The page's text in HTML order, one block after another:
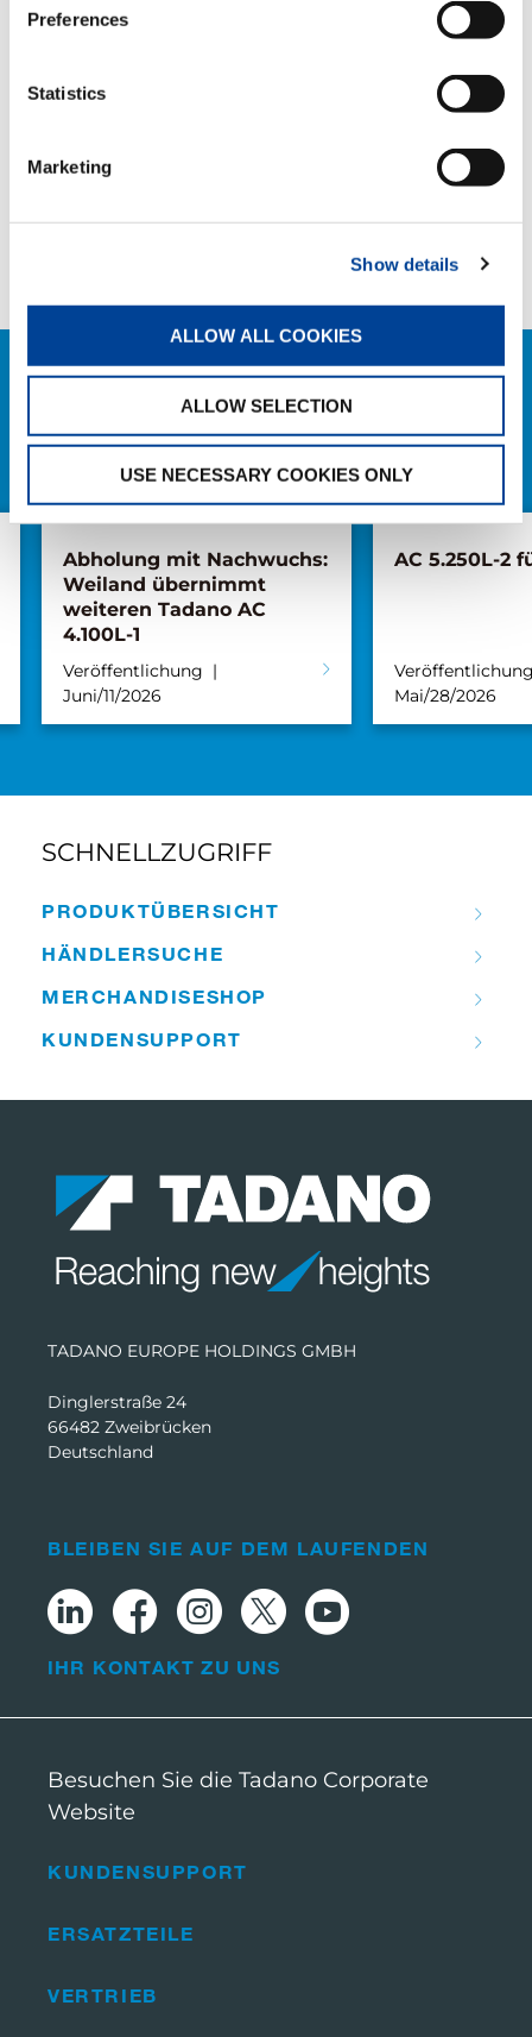
Preferences
Statistics
Marketing
Show details
ALLOW ALL COOKIES
ALLOW SELECTION
USE NECESSARY COOKIES ONLY
HANDOVER
TEILEN
VERWANDTE NEWS
ALLE NEWS
Abholung mit Nachwuchs:
Weiland übernimmt
weiteren Tadano AC
4.100L-1
Veröffentlichung
Juni/11/2026
AC 5.250L-2
Mai/28/2026
SCHNELLZUGRIFF
PRODUKT­ÜBERSICHT
HÄNDLER­­SUCHE
MERCHANDISE­­SHOP
KUNDEN­­SUPPORT
TADANO EUROPE HOLDINGS GMBH
Dinglerstraße 24
66482 Zweibrücken
Deutschland
KUNDENSUPPORT
ERSATZTEILE
VERTRIEB
BLEIBEN SIE AUF DEM LAUFENDEN
IHR KONTAKT ZU UNS
Besuchen Sie die Tadano Corporate
Website